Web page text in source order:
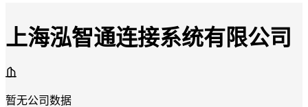
上海泓智通连接系统有限公司
暂无公司数据